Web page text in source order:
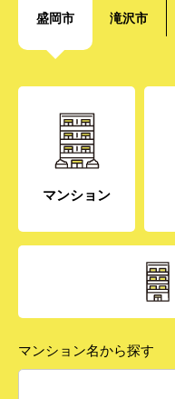
盛岡市 滝沢市
マンション
マンション名から探す